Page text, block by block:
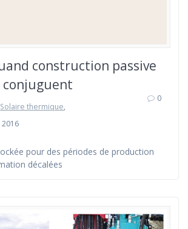
construction passive
conjuguent
Solaire thermique,
0
pour des périodes de production
décalées